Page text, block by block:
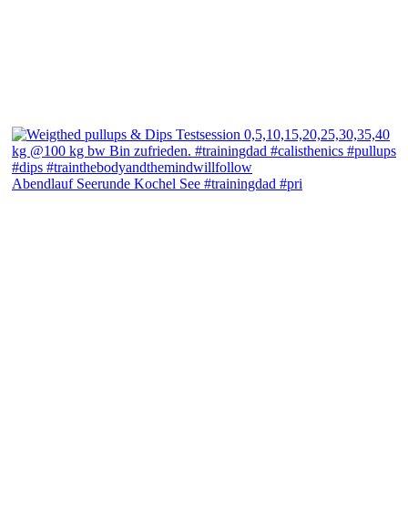
Abendlauf Seerunde Kochel See #trainingdad #pri